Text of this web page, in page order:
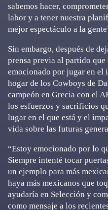
sabemos hacer,
labor y a tener nuestra
mejor espectáculo a la
Sin embargo, después de
prensa previa al partido
emocionado por jugar en el
hogar de los Cowboys de
campeón en Grecia con el
los esfuerzos y sacrificios
lugar en el que está y el
vida sobre las futuras
“Estoy emocionado por lo
Siempre intenté tocar
un ejemplo para más
haya más mexicanos que
ayudaría en Selección y
como mensaje a los